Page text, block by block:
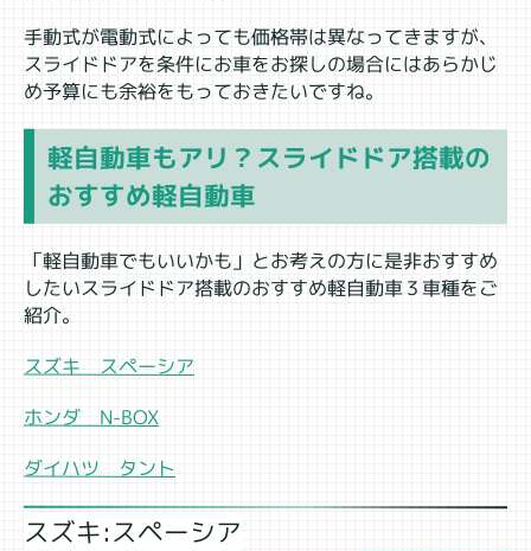
手動式が電動式によっても価格帯は異なってきますが、
スライドドアを条件にお車をお探しの場合にはあらかじ
め予算にも余裕をもっておきたいですね。
軽自動車もアリ？スライドドア搭載の
おすすめ軽自動車
「軽自動車でもいいかも」とお考えの方に是非おすすめ
したいスライドドア搭載のおすすめ軽自動車３車種をご
紹介。
スズキ スペーシア
ホンダ N-BOX
ダイハツ タント
スズキ:スペーシア